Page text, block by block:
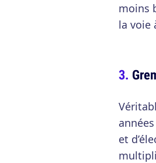
moins
la voie
et